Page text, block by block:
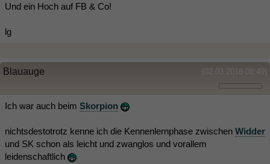
Und ein Hoch auf FB & Co!
lg
(02.03.2018 08:49)
Blauauge
Ich war auch beim Skorpion
nichtsdestotrotz kenne ich die Kennenlernphase zwischen Widder
und SK schon als leicht und zwanglos und vorallem
leidenschaftlich